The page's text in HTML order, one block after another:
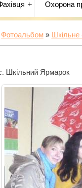
Охорона
Фотоальбом » Шкільне
Шкільний Ярмарок